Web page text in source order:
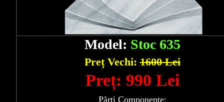
Model: Stoc 635
Preț Vechi:1600 Lei
Preț: 990 Lei
Părți Componente: